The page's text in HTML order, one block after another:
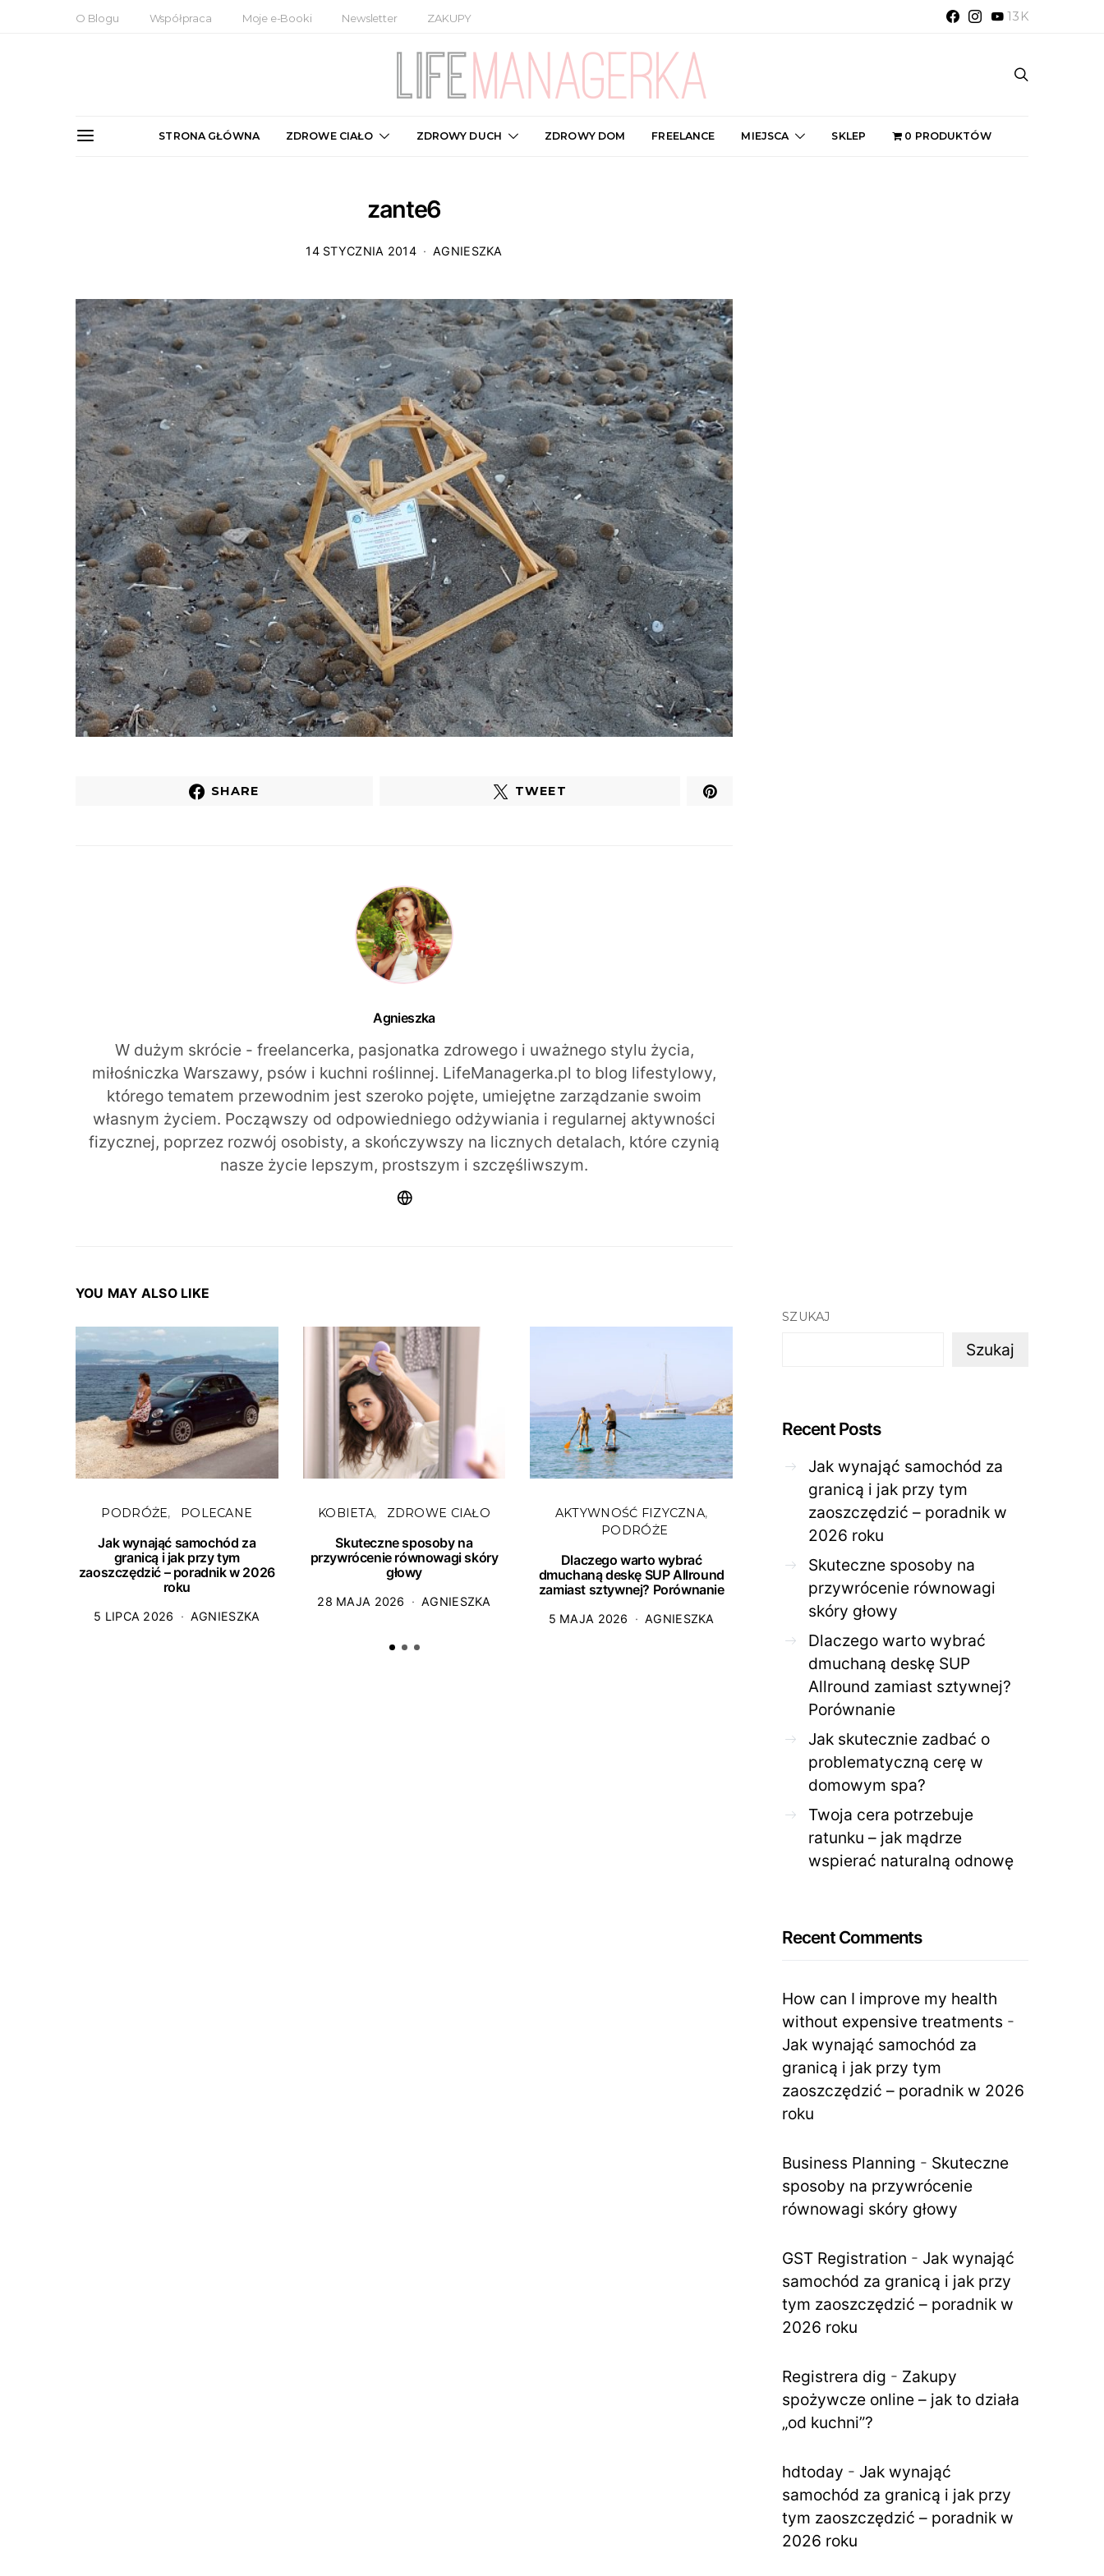
O Blogu Współpraca Moje e-Booki Newsletter ZAKUPY 13K
STRONA GŁÓWNA ZDROWE CIAŁO ZDROWY DUCH ZDROWY DOM FREELANCE MIEJSCA SKLEP 0 PRODUKTÓW
zante6
14 STYCZNIA 2014 AGNIESZKA
SHARE TWEET
Agnieszka
W dużym skrócie - freelancerka, pasjonatka zdrowego i uważnego stylu życia,
miłośniczka Warszawy, psów i kuchni roślinnej. LifeManagerka.pl to blog lifestylowy,
którego tematem przewodnim jest szeroko pojęte, umiejętne zarządzanie swoim
własnym życiem. Począwszy od odpowiedniego odżywiania i regularnej aktywności
fizycznej, poprzez rozwój osobisty, a skończywszy na licznych detalach, które czynią
nasze życie lepszym, prostszym i szczęśliwszym.
YOU MAY ALSO LIKE
PODRÓŻE POLECANE
Jak wynająć samochód za
granicą i jak przy tym
zaoszczędzić – poradnik w 2026
roku
5 LIPCA 2026 AGNIESZKA
KOBIETA ZDROWE CIAŁO
Skuteczne sposoby na
przywrócenie równowagi skóry
głowy
28 MAJA 2026 AGNIESZKA
AKTYWNOŚĆ FIZYCZNA
PODRÓŻE
Dlaczego warto wybrać
dmuchaną deskę SUP Allround
zamiast sztywnej? Porównanie
5 MAJA 2026 AGNIESZKA
ZDROWE CIAŁO
Jak skutecznie zadbać o
problematyczną cerę w
domowym spa?
28 KWIETNIA 2026 27 KWIETNIA 2026
SZUKAJ
Szukaj
Recent Posts
Jak wynająć samochód za
granicą i jak przy tym
zaoszczędzić – poradnik w
2026 roku
Skuteczne sposoby na
przywrócenie równowagi
skóry głowy
Dlaczego warto wybrać
dmuchaną deskę SUP
Allround zamiast sztywnej?
Porównanie
Jak skutecznie zadbać o
problematyczną cerę w
domowym spa?
Twoja cera potrzebuje
ratunku – jak mądrze
wspierać naturalną odnowę
Recent Comments
How can I improve my health
without expensive treatments -
Jak wynająć samochód za
granicą i jak przy tym
zaoszczędzić – poradnik w 2026
roku
Business Planning - Skuteczne
sposoby na przywrócenie
równowagi skóry głowy
GST Registration - Jak wynająć
samochód za granicą i jak przy
tym zaoszczędzić – poradnik w
2026 roku
Registrera dig - Zakupy
spożywcze online – jak to działa
„od kuchni”?
hdtoday - Jak wynająć
samochód za granicą i jak przy
tym zaoszczędzić – poradnik w
2026 roku